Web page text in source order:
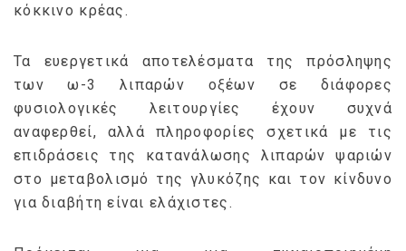
κόκκινο κρέας.
Τα ευεργετικά αποτελέσματα της πρόσληψης
των ω-3 λιπαρών οξέων σε διάφορες
φυσιολογικές λειτουργίες έχουν συχνά
αναφερθεί, αλλά πληροφορίες σχετικά με τις
επιδράσεις της κατανάλωσης λιπαρών ψαριών
στο μεταβολισμό της γλυκόζης και τον κίνδυνο
για διαβήτη είναι ελάχιστες.